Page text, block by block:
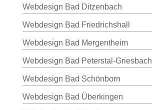
Webdesign Bad Ditzenbach
Webdesign Bad Friedrichshall
Webdesign Bad Mergentheim
Webdesign Bad Peterstal-Griesbach
Webdesign Bad Schönborn
Webdesign Bad Überkingen